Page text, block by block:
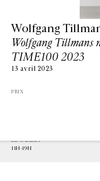
Wolfgang
Wolfgang Tillmans
TIME100 2023
13 avril 2023
PRIX
GALERIE CHANTAL CROUSEL
T.+33 1 42 77 38 87
LE SAMEDI
11H-19H